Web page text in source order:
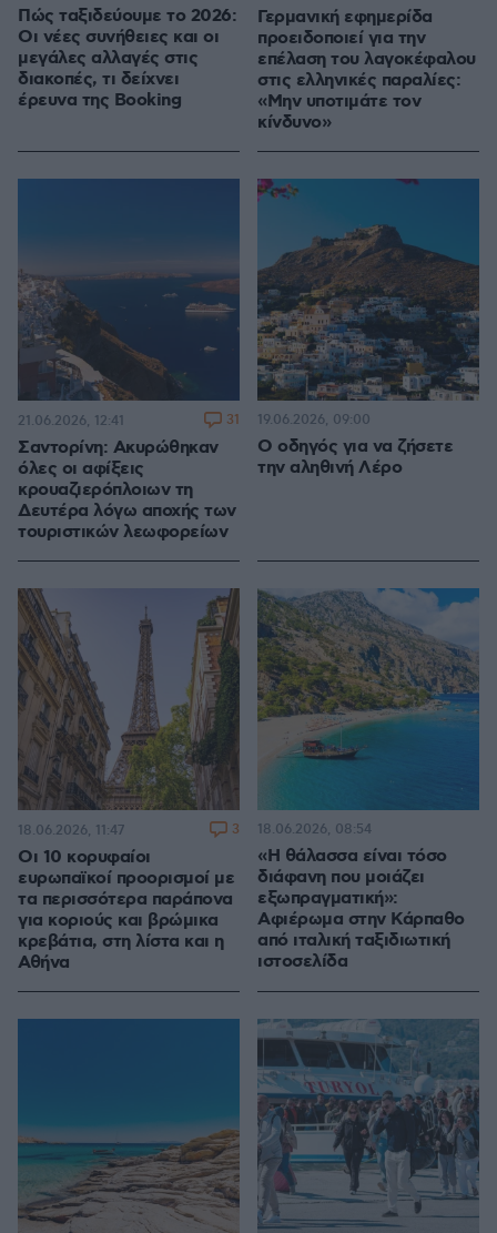
Πώς ταξιδεύουμε το 2026:
Οι νέες συνήθειες και οι
μεγάλες αλλαγές στις
διακοπές, τι δείχνει
έρευνα της Booking
Γερμανική εφημερίδα
προειδοποιεί για την
επέλαση του λαγοκέφαλου
στις ελληνικές παραλίες:
«Μην υποτιμάτε τον
κίνδυνο»
Σαντορίνη: Ακυρώθηκαν
όλες οι αφίξεις
κρουαζιερόπλοιων τη
Δευτέρα λόγω αποχής των
τουριστικών λεωφορείων
21.06.2026, 12:41 31
Ο οδηγός για να ζήσετε
την αληθινή Λέρο
19.06.2026, 09:00
Οι 10 κορυφαίοι
ευρωπαϊκοί προορισμοί με
τα περισσότερα παράπονα
για κοριούς και βρώμικα
κρεβάτια, στη λίστα και η
Αθήνα
18.06.2026, 11:47 3
«Η θάλασσα είναι τόσο
διάφανη που μοιάζει
εξωπραγματική»:
Αφιέρωμα στην Κάρπαθο
από ιταλική ταξιδιωτική
ιστοσελίδα
18.06.2026, 08:54